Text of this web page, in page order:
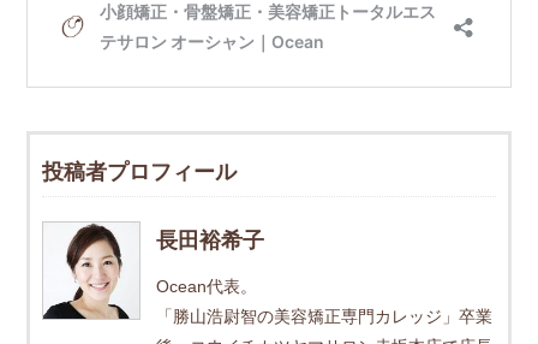
投稿者プロフィール
長田裕希子
Ocean代表。
「勝山浩尉智の美容矯正専門カレッジ」卒業